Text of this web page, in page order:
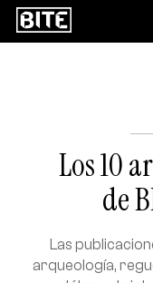
Los 10
de
Las
arqueología,